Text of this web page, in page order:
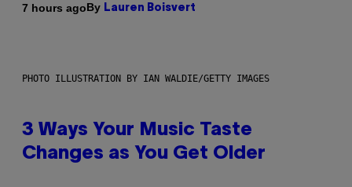
7 hours agoBy Lauren Boisvert
PHOTO ILLUSTRATION BY IAN WALDIE/GETTY IMAGES
3 Ways Your Music Taste
Changes as You Get Older